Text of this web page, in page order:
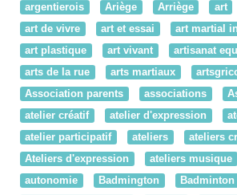
argentierois
Ariège Arriège art
art de vivre
art et essai
art martial
art plastique
art vivant
artisanat
arts de la rue
arts martiaux
Association parents
associations
atelier créatif
atelier d'expression
atelier participatif
ateliers
ateliers
Ateliers d'expression
ateliers musique
autonomie
Badmington Badminton